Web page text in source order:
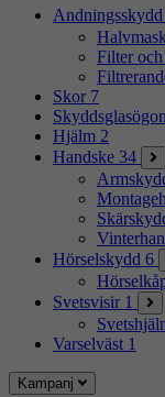
Andningsskydd
Halvmask
Filter
Skor 7
Skyddsglasögon
Hjälm 2
Handske 34
Hörselskydd 6
Svetsvisir 1
Varselväst 1
Kampanj